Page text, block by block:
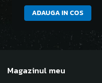
ADAUGA IN COS
Magazinul meu